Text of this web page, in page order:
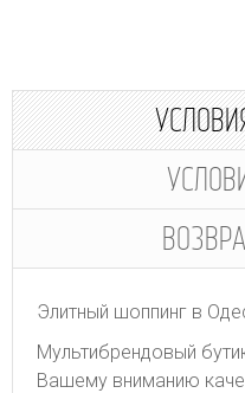
Элитный шоппинг в
Мультибрендовый
Вашему вниманию